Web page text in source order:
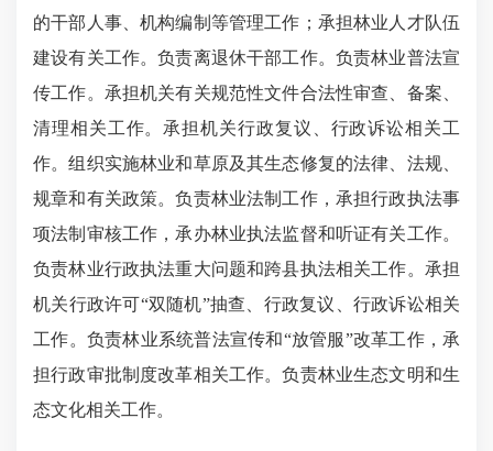
的干部人事、机构编制等管理工作；承担林业人才队伍
建设有关工作。负责离退休干部工作。负责林业普法宣
传工作。承担机关有关规范性文件合法性审查、备案、
清理相关工作。承担机关行政复议、行政诉讼相关工
作。组织实施林业和草原及其生态修复的法律、法规、
规章和有关政策。负责林业法制工作，承担行政执法事
项法制审核工作，承办林业执法监督和听证有关工作。
负责林业行政执法重大问题和跨县执法相关工作。承担
机关行政许可“双随机”抽查、行政复议、行政诉讼相关
工作。负责林业系统普法宣传和“放管服”改革工作，承
担行政审批制度改革相关工作。负责林业生态文明和生
态文化相关工作。